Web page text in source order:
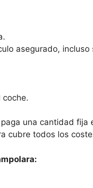
asegurado,
coche.
una cantidad fija
cubre todos los